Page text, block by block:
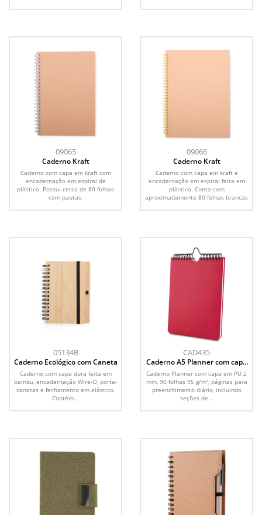
09065
Caderno Kraft
Caderno com capa em kraft com
encadernação em espiral de
plástico. Possui cerca de 80 folhas
com pautas.
09066
Caderno Kraft
Caderno com capa em kraft e
encadernação em espiral feita em
plástico. Conta com
aproximadamente 80 folhas brancas
05134B
Caderno Ecológico com Caneta
Caderno com capa dura feita em
bambu, encadernação Wire-O, porta-
canetas e fechamento em elástico.
Contém...
CAD435
Caderno A5 Planner com capa
Caderno Planner com capa em PU 2
mm, 90 folhas 95 g/m², páginas para
preenchimento diário, incluindo
seções de...